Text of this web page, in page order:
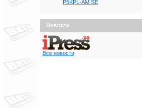
P5KPL-AM SE
Новости
Все новости